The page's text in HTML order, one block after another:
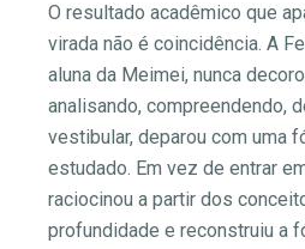
O resultado acadêmico que
virada não é coincidência. A
aluna da Meimei, nunca
analisando, compreendendo,
vestibular, deparou com uma
estudado. Em vez de entrar
raciocinou a partir dos
profundidade e reconstruiu a